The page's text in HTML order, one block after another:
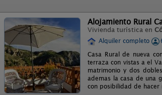
Alojamiento Rural
Vivienda turística en
Alquiler completo
Casa Rural de nueva
terraza con vistas a el
matrimonio y dos
ademas la casa de una
con posibilidad de hacer